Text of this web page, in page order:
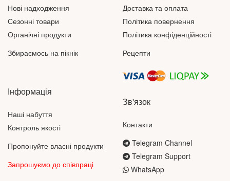
Нові надходження
Сезонні товари
Органічні продукти
Збираємось на пікнік
Доставка та оплата
Політика повернення
Політика конфіденційності
Рецепти
Інформація
Наші набуття
Контроль якості
Пропонуйте власні продукти
Запрошуємо до співпраці
Зв'язок
Контакти
Telegram Channel
Telegram Support
WhatsApp